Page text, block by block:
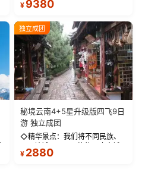
萨，感受这座城与生俱来的与众
城堡寺院于一体的宏伟建筑，是
西藏最完整的古代...
¥ 9380
独立成团
秘境云南4+5星升级版四飞9日
游 独立成团
◇精华景点：我们将不同民族、
不同地域、不同风格的三座古城
—【大理古城、丽江古城、香格
¥ 2880